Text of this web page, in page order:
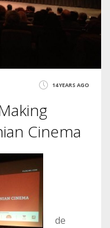
14 YEARS AGO
Cinema
de